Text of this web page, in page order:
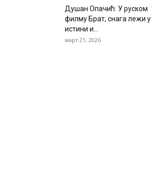
Душан Опачић: У руском
филму Брат, снага лежи у
истини и...
март 21, 2026